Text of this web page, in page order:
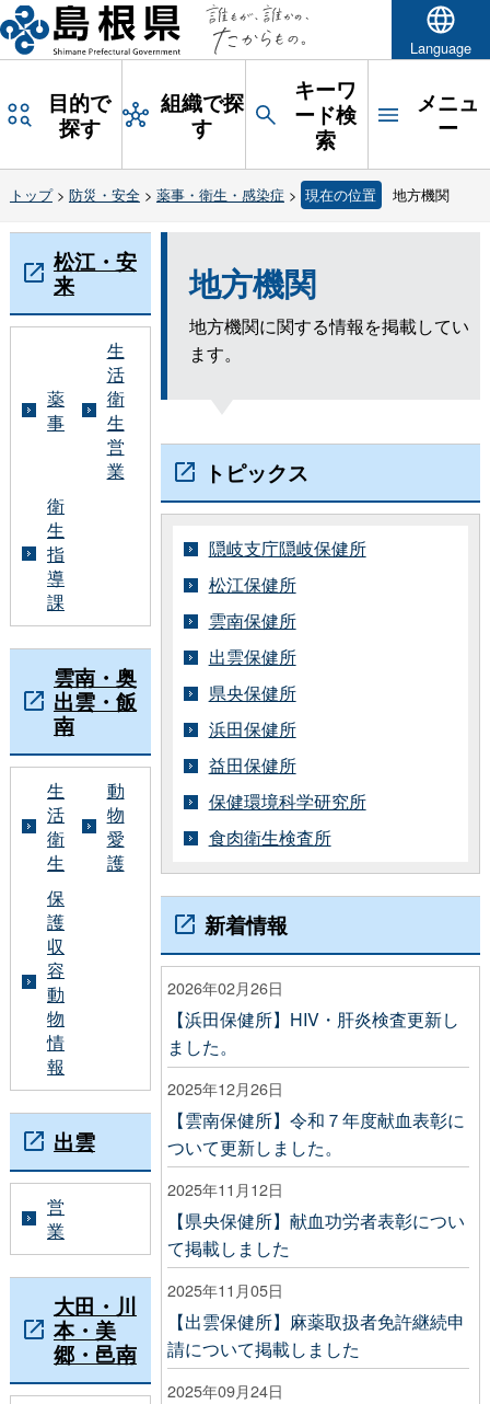
Language
目的で
探す
組織で探
す
キーワ
ード検
索
メニュ
ー
トップ> 防災・安全> 薬事・衛生・感染症 > 現在の位置 地方機関
地方機関
地方機関に関する情報を掲載してい
ます。
トピックス
隠岐支庁隠岐保健所
松江保健所
雲南保健所
出雲保健所
県央保健所
浜田保健所
益田保健所
保健環境科学研究所
食肉衛生検査所
新着情報
2026年02月26日
【浜田保健所】HIV・肝炎検査更新し
ました。
2025年12月26日
【雲南保健所】令和７年度献血表彰に
ついて更新しました。
2025年11月12日
【県央保健所】献血功労者表彰につい
て掲載しました
2025年11月05日
【出雲保健所】麻薬取扱者免許継続申
請について掲載しました
2025年09月24日
松江・安
来
薬
事
生
活
衛
生
営
業
衛
生
指
導
課
雲南・奥
出雲・飯
南
生
活
衛
生
動
物
愛
護
保
護
収
容
動
物
情
報
出雲
営
業
大田・川
本・美
郷・邑南